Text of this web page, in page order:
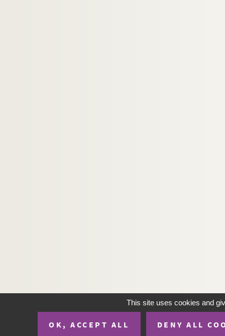
This site uses cookies and
OK, ACCEPT ALL DENY ALL